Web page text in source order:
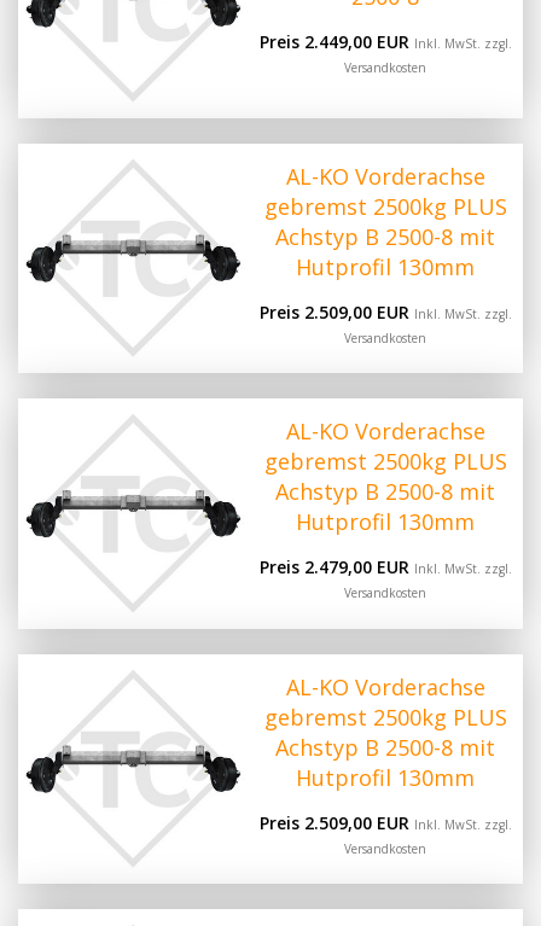
Preis 2.449,00 EUR Inkl. MwSt. zzgl.
Versandkosten
AL-KO Vorderachse
gebremst 2500kg PLUS
Achstyp B 2500-8 mit
Hutprofil 130mm
Preis 2.509,00 EUR Inkl. MwSt. zzgl.
Versandkosten
AL-KO Vorderachse
gebremst 2500kg PLUS
Achstyp B 2500-8 mit
Hutprofil 130mm
Preis 2.479,00 EUR Inkl. MwSt. zzgl.
Versandkosten
AL-KO Vorderachse
gebremst 2500kg PLUS
Achstyp B 2500-8 mit
Hutprofil 130mm
Preis 2.509,00 EUR Inkl. MwSt. zzgl.
Versandkosten